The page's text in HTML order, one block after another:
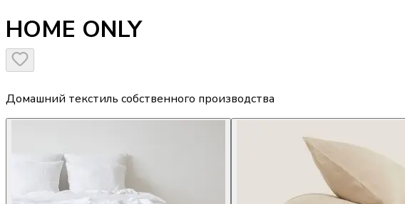
HOME ONLY
Домашний текстиль собственного производства